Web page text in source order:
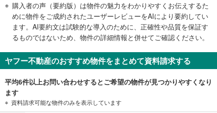
け
条
件
マ
イ
ペ
購入者の声（要約版）は物件の魅力をわかりやすくお伝えするた
めに物件をご成約されたユーザーレビューをAIにより要約してい
ます。AI要約文は試験的な導入のために、正確性や品質を保証す
るものではないため、物件の詳細情報と併せてご確認ください。
ヤフー不動産のおすすめ物件をまとめて資料請求する
平均6件以上お問い合わせするとご希望の物件が見つかりやすくなり
ます
資料請求可能な物件のみを表示しています